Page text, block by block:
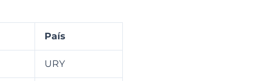
País
URY